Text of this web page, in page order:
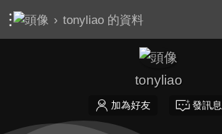
› tonyliao 的資料
tonyliao
加為好友 發訊息